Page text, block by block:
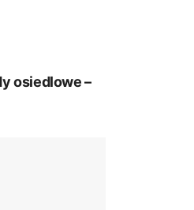
osiedlowe –